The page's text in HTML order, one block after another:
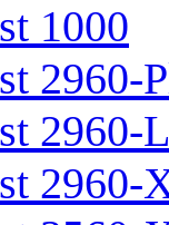
1000
2960-
2960-L
2960-